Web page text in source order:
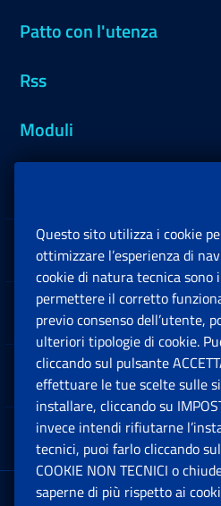
Patto con l'utenza
Rss
Moduli
Sedi e Contatti
Software
Note Legali
App mobile
Questo sito utilizza i cookie
ottimizzare l’esperienza di
cookie di natura tecnica sono
permettere il corretto
previo consenso dell’utente,
ulteriori tipologie di cookie.
cliccando sul pulsante
effettuare le tue scelte sulle
installare, cliccando su
invece intendi rifiutarne
tecnici, puoi farlo cliccando
COOKIE NON TECNICI o
saperne di più rispetto ai